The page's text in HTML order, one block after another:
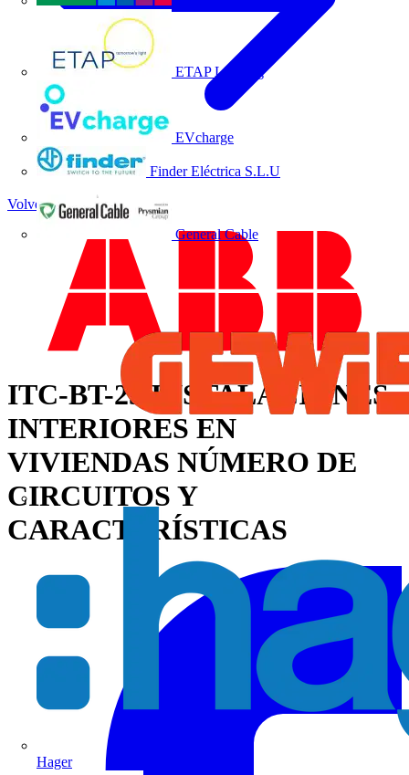
ETAP Lighting
EVcharge
Finder Eléctrica S.L.U
General Cable
Hager
Volver a Noticias
ITC-BT-25 INSTALACIONES
INTERIORES EN
VIVIENDAS NÚMERO DE
CIRCUITOS Y
CARACTERÍSTICAS